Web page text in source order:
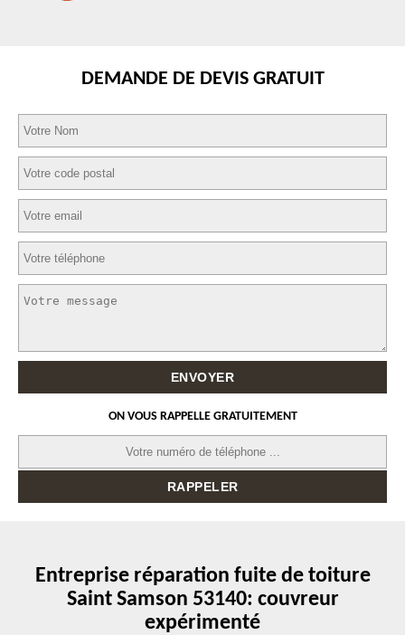
DEMANDE DE DEVIS GRATUIT
ON VOUS RAPPELLE GRATUITEMENT
Entreprise réparation fuite de toiture
Saint Samson 53140: couvreur
expérimenté